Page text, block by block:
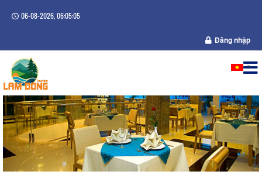
06-08-2026, 06:05:05
Đăng nhập